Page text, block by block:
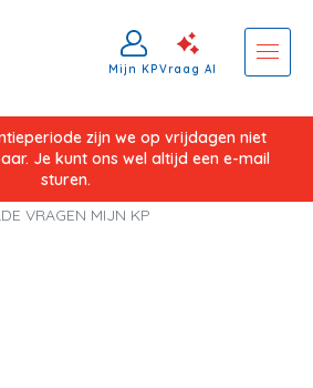
zijn we op vrijdagen niet
Je kunt ons wel altijd een e-mail
sturen.
Mijn KPVraag AI
VRAGEN MIJN KP